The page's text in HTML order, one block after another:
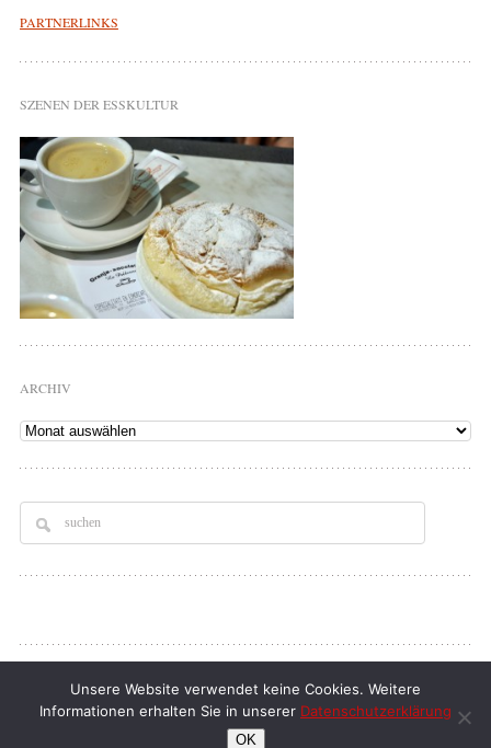
PARTNERLINKS
SZENEN DER ESSKULTUR
ARCHIV
Archiv
Copyright © 2026Tellerrand. All rights Reserved.
klaus d. doll| full service webdesign
Unsere Website verwendet keine Cookies. Weitere
Informationen erhalten Sie in unserer Datenschutzerklärung
OK